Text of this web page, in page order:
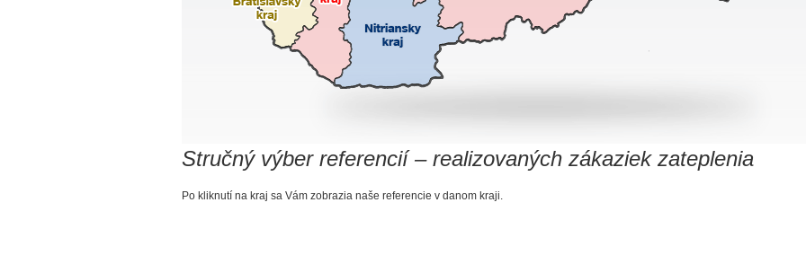
Stručný výber referencií – realizovaných zákaziek zateplenia
Po kliknutí na kraj sa Vám zobrazia naše referencie v danom kraji.